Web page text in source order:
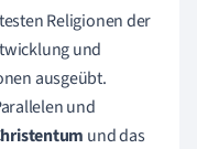
Religionen der
und
ausgeübt.
und
und das